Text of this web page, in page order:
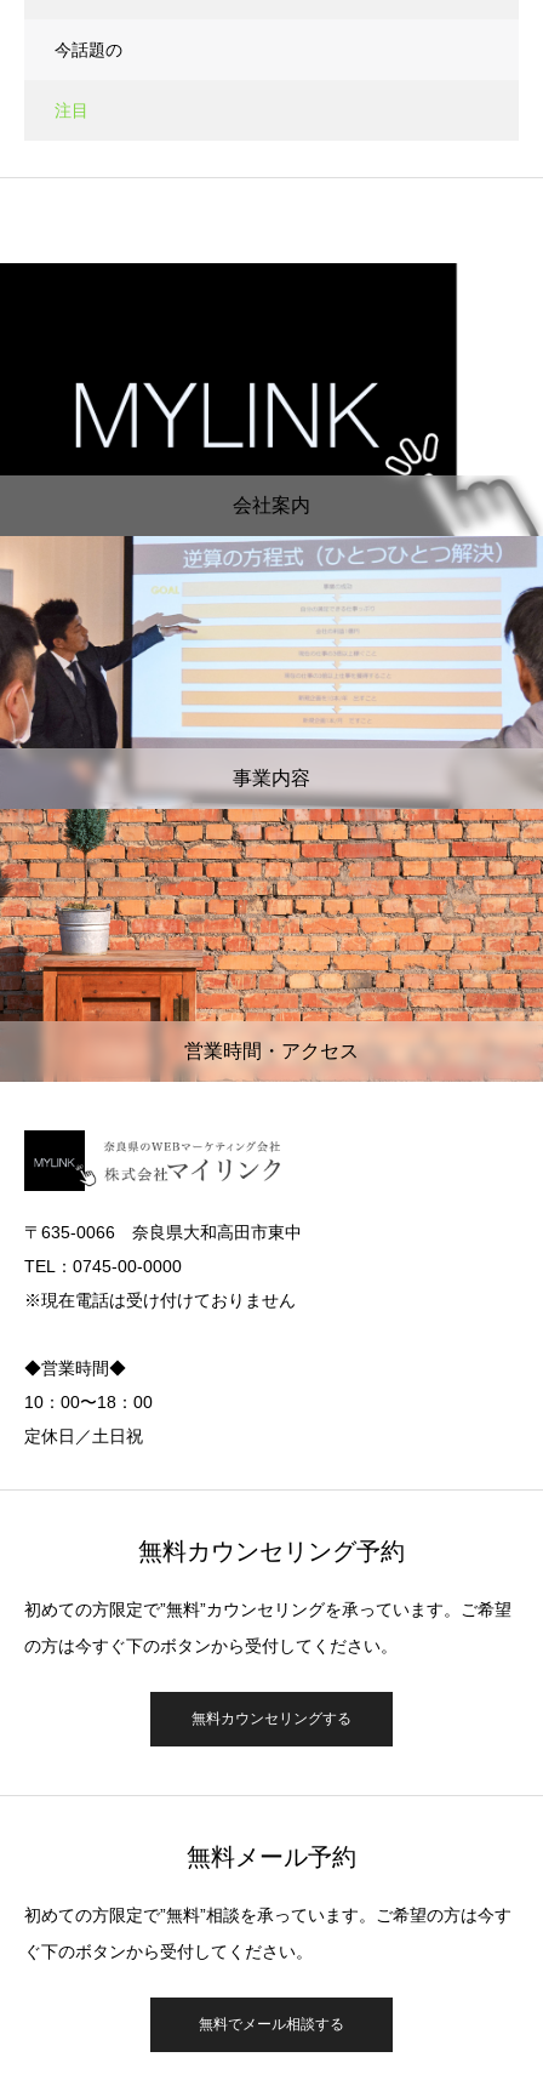
今話題の
注目
会社案内
事業内容
営業時間・アクセス
〒635-0066 奈良県大和高田市東中
TEL：0745-00-0000
※現在電話は受け付けておりません
◆営業時間◆
10：00〜18：00
定休日／土日祝
無料カウンセリング予約
初めての方限定で”無料”カウンセリングを承っています。ご希望
の方は今すぐ下のボタンから受付してください。
無料カウンセリングする
無料メール予約
初めての方限定で”無料”相談を承っています。ご希望の方は今す
ぐ下のボタンから受付してください。
無料でメール相談する